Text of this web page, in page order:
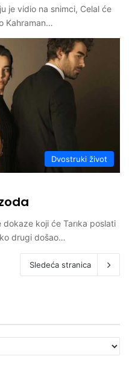
je vidio na snimci, Celal će
Kahraman…
Dvostruki život
koji će Tarıka poslati
drugi došao…
Sledeća stranica